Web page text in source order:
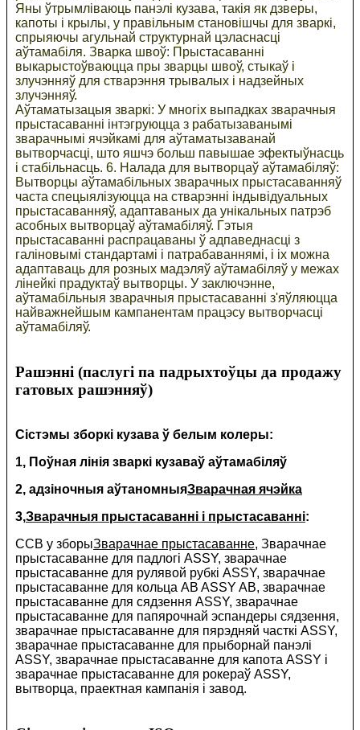
Яны ўтрымліваюць панэлі кузава, такія як дзверы,
капоты і крылы, у правільным становішчы для зваркі,
спрыяючы агульнай структурнай цэласнасці
аўтамабіля. Зварка швоў: Прыстасаванні
выкарыстоўваюцца пры зварцы швоў, стыкаў і
злучэнняў для стварэння трывалых і надзейных
злучэнняў.
Аўтаматызацыя зваркі: У многіх выпадках зварачныя
прыстасаванні інтэгруюцца з рабатызаванымі
зварачнымі ячэйкамі для аўтаматызаванай
вытворчасці, што яшчэ больш павышае эфектыўнасць
і стабільнасць. 6. Налада для вытворцаў аўтамабіляў:
Вытворцы аўтамабільных зварачных прыстасаванняў
часта спецыялізуюцца на стварэнні індывідуальных
прыстасаванняў, адаптаваных да унікальных патрэб
асобных вытворцаў аўтамабіляў. Гэтыя
прыстасаванні распрацаваны ў адпаведнасці з
галіновымі стандартамі і патрабаваннямі, і іх можна
адаптаваць для розных мадэляў аўтамабіляў у межах
лінейкі прадуктаў вытворцы. У заключэнне,
аўтамабільныя зварачныя прыстасаванні з'яўляюцца
найважнейшым кампанентам працэсу вытворчасці
аўтамабіляў.
Рашэнні (паслугі па падрыхтоўцы да продажу
гатовых рашэнняў)
Сістэмы зборкі кузава ў белым колеры:
1, Поўная лінія зваркі кузаваў аўтамабіляў
2, адзіночныя аўтаномныяЗварачная ячэйка
3,Зварачныя прыстасаванні і прыстасаванні:
CCB у зборыЗварачнае прыстасаванне, Зварачнае
прыстасаванне для падлогі ASSY, зварачнае
прыстасаванне для рулявой рубкі ASSY, зварачнае
прыстасаванне для кольца AB ASSY AB, зварачнае
прыстасаванне для сядзення ASSY, зварачнае
прыстасаванне для папярочнай эспандеры сядзення,
зварачнае прыстасаванне для пярэдняй часткі ASSY,
зварачнае прыстасаванне для прыборнай панэлі
ASSY, зварачнае прыстасаванне для капота ASSY і
зварачнае прыстасаванне для рокераў ASSY,
вытворца, праектная кампанія і завод.